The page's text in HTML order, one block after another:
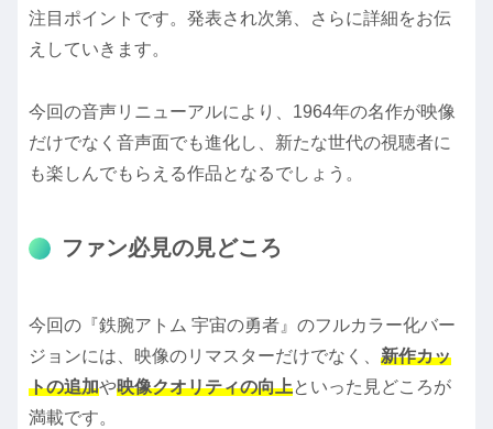
注目ポイントです。発表され次第、さらに詳細をお伝
えしていきます。
今回の音声リニューアルにより、1964年の名作が映像
だけでなく音声面でも進化し、新たな世代の視聴者に
も楽しんでもらえる作品となるでしょう。
ファン必見の見どころ
今回の『鉄腕アトム 宇宙の勇者』のフルカラー化バー
ジョンには、映像のリマスターだけでなく、 新作カッ
トの追加や映像クオリティの向上といった見どころが
満載です。